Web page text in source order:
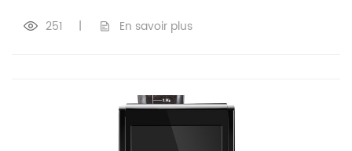
251 | En savoir plus